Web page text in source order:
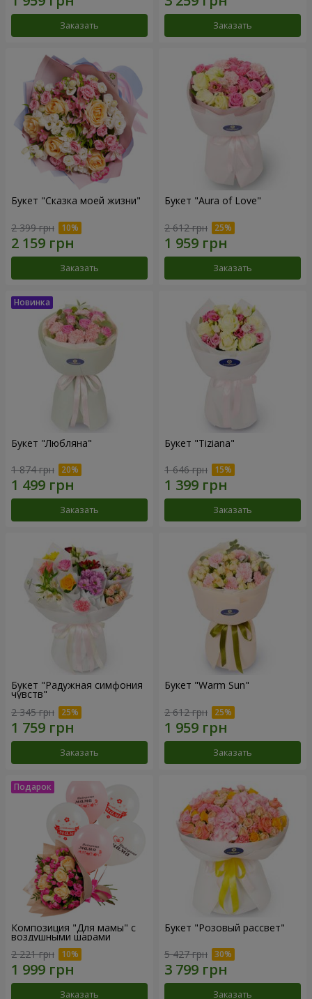
Заказать Заказать
Букет "Сказка моей жизни"
2 399 грн
Заказать
Букет "Aura of Love"
2 612 грн
Заказать
Букет "Любляна"
1 874 грн
Заказать
Букет "Tiziana"
1 646 грн
Заказать
Букет "Радужная симфония
чувств"
2 345 грн
Заказать
Букет "Warm Sun"
2 612 грн
Заказать
Композиция "Для мамы" с
воздушными шарами
2 221 грн
Заказать
Букет "Розовый рассвет"
5 427 грн
Заказать